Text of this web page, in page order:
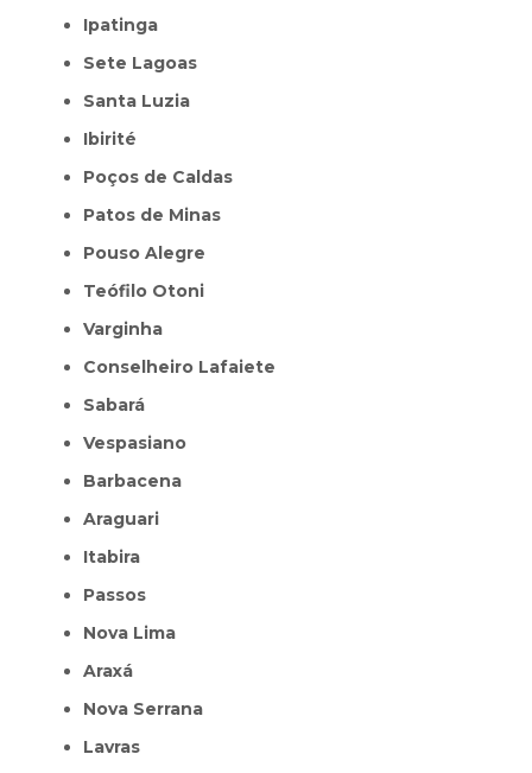
Ipatinga
Sete Lagoas
Santa Luzia
Ibirité
Poços de Caldas
Patos de Minas
Pouso Alegre
Teófilo Otoni
Varginha
Conselheiro Lafaiete
Sabará
Vespasiano
Barbacena
Araguari
Itabira
Passos
Nova Lima
Araxá
Nova Serrana
Lavras